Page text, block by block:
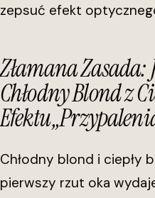
zepsuć efekt
Złamana Zasada:
Chłodny Blond z
Efektu
Chłodny blond i ciepły
pierwszy rzut oka